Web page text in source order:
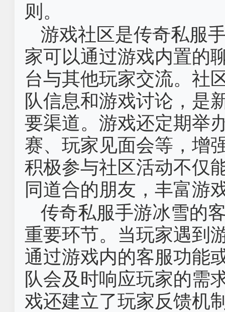
则。
游戏社区是传奇私服
家可以通过游戏内置的
台与其他玩家交流。社
队信息和游戏讨论，是
要渠道。游戏还定期举
赛、玩家见面会等，增
积极参与社区活动不仅
同道合的朋友，丰富游
传奇私服手游冰雪的
重要环节。当玩家遇到
通过游戏内的客服功能
队会及时响应玩家的需
戏还建立了玩家反馈机